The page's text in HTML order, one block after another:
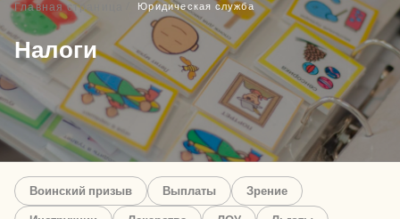
Главная страница Юридическая служба
Налоги
Воинский призыв Выплаты Зрение